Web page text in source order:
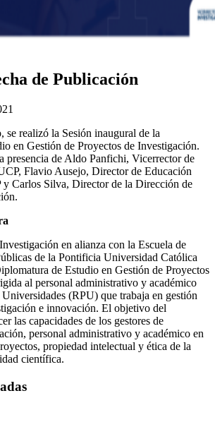
de Publicación
se realizó la Sesión inaugural de la
en Gestión de Proyectos de Investigación.
presencia de Aldo Panfichi, Vicerrector de
Flavio Ausejo, Director de Educación
y Carlos Silva, Director de la Dirección de
en alianza con la Escuela de
de la Pontificia Universidad Católica
de Estudio en Gestión de Proyectos
al personal administrativo y académico
(RPU) que trabaja en gestión
e innovación. El objetivo del
las capacidades de los gestores de
personal administrativo y académico en
propiedad intelectual y ética de la
científica.